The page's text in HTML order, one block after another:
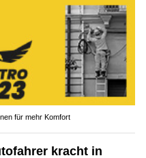
für mehr Komfort
kracht in